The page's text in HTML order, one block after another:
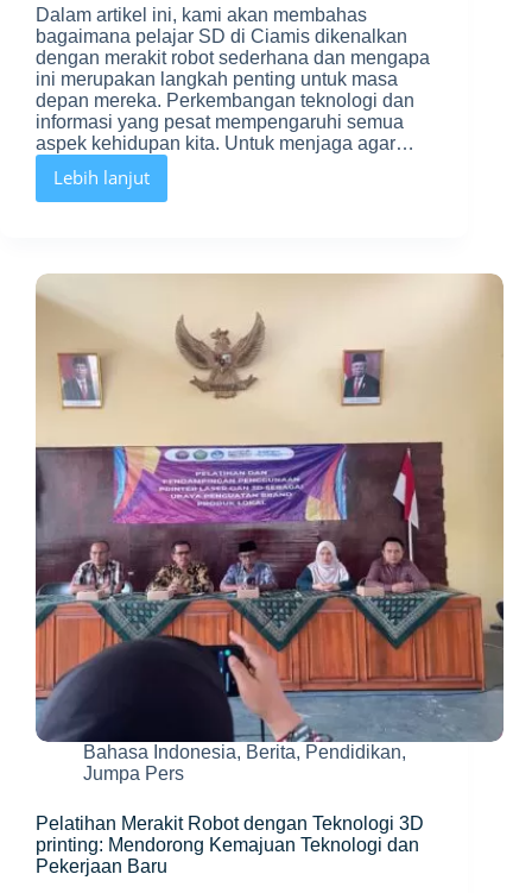
Dalam artikel ini, kami akan membahas
bagaimana pelajar SD di Ciamis dikenalkan
dengan merakit robot sederhana dan mengapa
ini merupakan langkah penting untuk masa
depan mereka. Perkembangan teknologi dan
informasi yang pesat mempengaruhi semua
aspek kehidupan kita. Untuk menjaga agar…
Lebih lanjut
Merakit
Robot
Kalangan
SD
Ciamis
Bahasa Indonesia, Berita, Pendidikan,
Jumpa Pers
Pelatihan Merakit Robot dengan Teknologi 3D
printing: Mendorong Kemajuan Teknologi dan
Pekerjaan Baru